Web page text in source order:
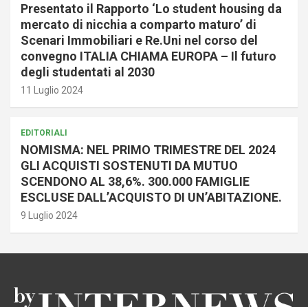
Presentato il Rapporto ‘Lo student housing da
mercato di nicchia a comparto maturo’ di
Scenari Immobiliari e Re.Uni nel corso del
convegno ITALIA CHIAMA EUROPA – Il futuro
degli studentati al 2030
11 Luglio 2024
EDITORIALI
NOMISMA: NEL PRIMO TRIMESTRE DEL 2024
GLI ACQUISTI SOSTENUTI DA MUTUO
SCENDONO AL 38,6%. 300.000 FAMIGLIE
ESCLUSE DALL’ACQUISTO DI UN’ABITAZIONE.
9 Luglio 2024